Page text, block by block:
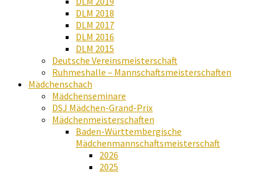
DLM 2018
DLM 2017
DLM 2016
DLM 2015
Deutsche Vereinsmeisterschaft
Ruhmeshalle – Mannschaftsmeisterschaften
Mädchenschach
Mädchenseminare
DSJ Mädchen-Grand-Prix
Mädchenmeisterschaften
Baden-Württembergische
Mädchenmannschaftsmeisterschaft
2026
2025